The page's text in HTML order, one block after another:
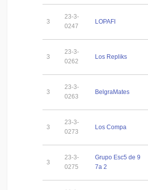
3
23-3-
0247
LOPAFI
3
23-3-
0262
Los Repliks
3
23-3-
0263
BelgraMates
3
23-3-
0273
Los Compa
3
23-3-
0275
Grupo Esc5 de 9
7a 2